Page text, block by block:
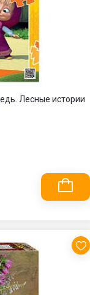
Лесные истории